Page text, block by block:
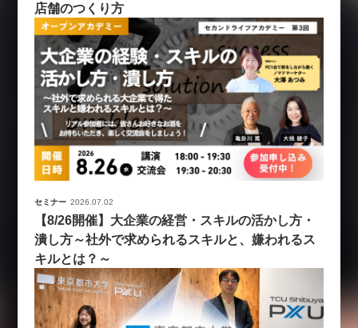
店舗のつくり方
セミナー 2026.07.02
【8/26開催】大企業の経営・スキルの活かし方・
潰し方～社外で求められるスキルと、嫌われるス
キルとは？～